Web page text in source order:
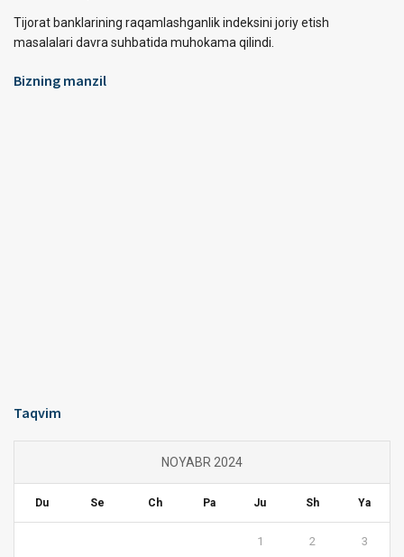
Tijorat banklarining raqamlashganlik indeksini joriy etish
masalalari davra suhbatida muhokama qilindi.
Bizning manzil
Taqvim
NOYABR 2024
Du Se Ch Pa Ju Sh Ya
1 2 3